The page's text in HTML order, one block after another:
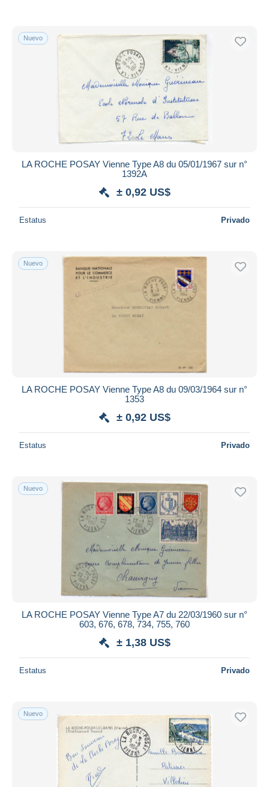
Nuevo
LA ROCHE POSAY Vienne Type A8 du 05/01/1967 sur n°
1392A
± 0,92 US$
Estatus Privado
Nuevo
LA ROCHE POSAY Vienne Type A8 du 09/03/1964 sur n°
1353
± 0,92 US$
Estatus Privado
Nuevo
LA ROCHE POSAY Vienne Type A7 du 22/03/1960 sur n°
603, 676, 678, 734, 755, 760
± 1,38 US$
Estatus Privado
Nuevo